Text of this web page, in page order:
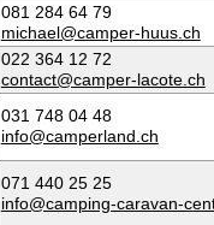
081 284 64 79
michael@camper-huus.ch
022 364 12 72
contact@camper-lacote.ch
031 748 04 48
info@camperland.ch
071 440 25 25
info@camping-caravan-